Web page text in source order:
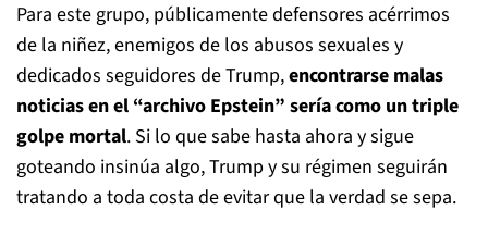
Para este grupo, públicamente defensores acérrimos
de la niñez, enemigos de los abusos sexuales y
dedicados seguidores de Trump,encontrarse malas
noticias en el “archivo Epstein” sería como un triple
golpe mortal. Si lo que sabe hasta ahora y sigue
goteando insinúa algo, Trump y su régimen seguirán
tratando a toda costa de evitar que la verdad se sepa.